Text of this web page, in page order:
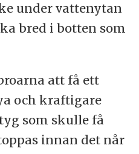
under vattenytan
bred i botten som
att få ett
och kraftigare
som skulle få
innan det når